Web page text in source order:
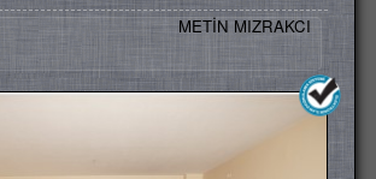
METİN MIZRAKCI